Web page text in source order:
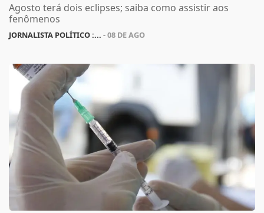
Agosto terá dois eclipses; saiba como assistir aos
fenômenos
JORNALISTA POLÍTICO :... - 08 DE AGO